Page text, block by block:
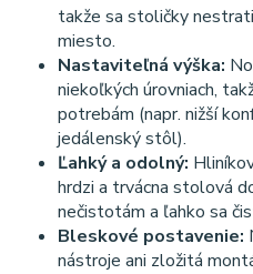
takže sa stoličky
miesto.
Nastaviteľná výška:
niekoľkých úrovniach,
potrebám (napr. nižší
jedálenský stôl).
Ľahký a odolný:
hrdzi a trvácna stolová
nečistotám a ľahko sa
Bleskové postavenie:
nástroje ani zložitá